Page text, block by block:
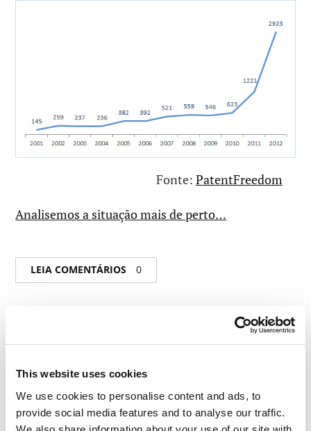
This website uses cookies
We use cookies to personalise content and ads, to
provide social media features and to analyse our traffic.
Fonte: PatentFreedom
Analisemos a situação mais de perto…
LEIA COMENTÁRIOS 0